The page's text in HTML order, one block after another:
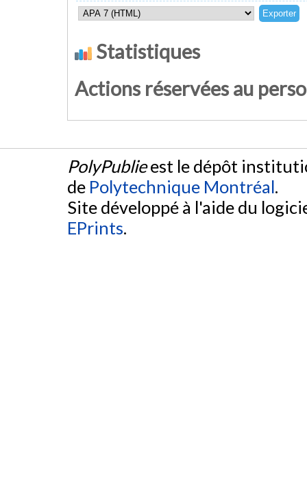
Statistiques
Actions réservées au
PolyPublieest le dépôt
de Polytechnique Montréal.
Site développé à l'aide du
EPrints.